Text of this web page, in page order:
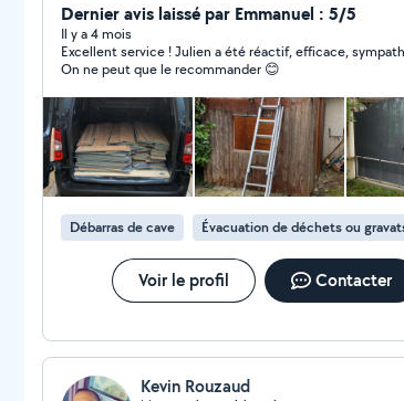
visage de la personne à la fin de l'intervention
que j'adore! C'est pourquoi j'interviens dans tous ces
domaines : - Transport - Manutention - Débarrassage -
Montage de meubles - Petits travaux/
Nettoyage, rangement, tri et organisation Alors si vous
êtes intéressés je vous laisse prendre
moi et puis on voit ce qu'on fait ! A très vite
Dernier avis laissé par Emmanuel : 5/5
Il y a 4 mois
Excellent service ! Julien a été réactif, efficace,
On ne peut que le recommander 😊
Débarras de cave Évacuation de déchets ou
Voir le profil Contacter
Kevin Rouzaud